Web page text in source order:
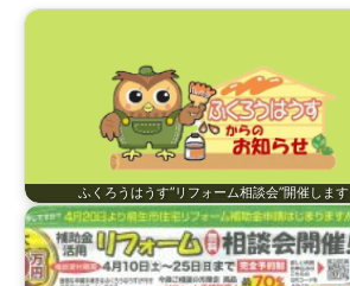
ふくろうはうす“リフォーム相談会”開催します